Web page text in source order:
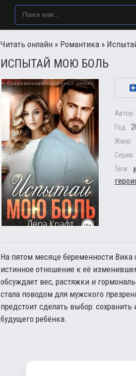
Читать онлайн » Романтика »
ИСПЫТАЙ МОЮ БОЛЬ
Автор:
Год:
Жанр:
Серия:
Теги:
На пятом месяце беременности
истинное отношение к её
обсуждает вес, растяжки и
стала поводом для мужского
предстоит сделать выбор:
будущего ребёнка.